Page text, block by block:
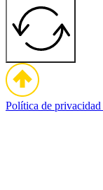
Política de privacidad